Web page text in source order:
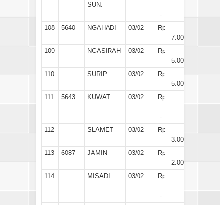
SUN.
-
108
5640 NGAHADI 03/02
Rp
7.000
109
NGASIRAH 03/02
Rp
5.000
110
SURIP 03/02
Rp
5.000
111
5643 KUWAT 03/02 Rp
-
112
SLAMET 03/02
Rp
3.000
113
6087 JAMIN 03/02
Rp
2.000
114
MISADI 03/02 Rp
-